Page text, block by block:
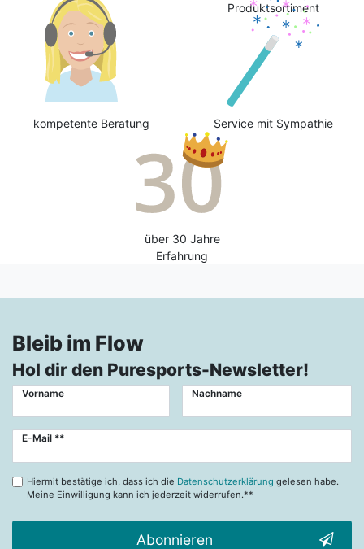
Produktsortiment
kompetente Beratung Service mit Sympathie
über 30 Jahre
Erfahrung
Bleib im Flow
Hol dir den Puresports-Newsletter!
Vorname Nachname
E-Mail **
Newsletter
Hiermit bestätige ich, dass ich die Datenschutzerklärung gelesen habe.
Meine Einwilligung kann ich jederzeit widerrufen.**
Abonnieren